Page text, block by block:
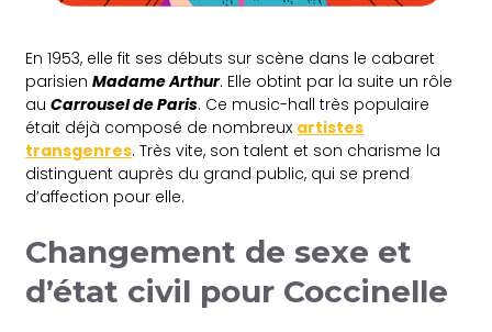
En 1953, elle fit ses débuts sur scène dans le cabaret
parisienMadame Arthur. Elle obtint par la suite un rôle
auCarrousel de Paris. Ce music-hall très populaire
était déjà composé de nombreux artistes
transgenres. Très vite, son talent et son charisme la
distinguent auprès du grand public, qui se prend
d’affection pour elle.
Changement de sexe et
d’état civil pour Coccinelle